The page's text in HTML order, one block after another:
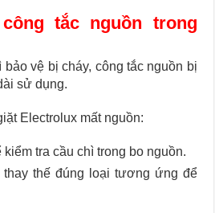
tắc nguồn trong
bảo vệ bị cháy, công tắc nguồn bị
sử dụng.
Electrolux mất nguồn:
tra cầu chì trong bo nguồn.
thế đúng loại tương ứng để